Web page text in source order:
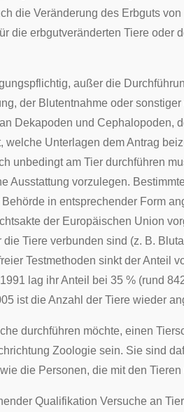
die Veränderung des Erbguts von
die erbgutveränderten Tiere oder
außer die
der Blutentnahme oder
Dekapoden und Cephalopoden,
Unterlagen dem Antrag
unbedingt am Tier durchführen
Ausstattung vorzulegen.
in entsprechender Form
der Europäischen Union
Tiere verbunden sind (z. B.
Testmethoden sinkt der Anteil
lag ihr Anteil bei 35 % (rund
ist die Anzahl der Tiere wieder
durchführen möchte, einen
Zoologie sein. Sie sind
die Personen, die mit den
Qualifikation Versuche an